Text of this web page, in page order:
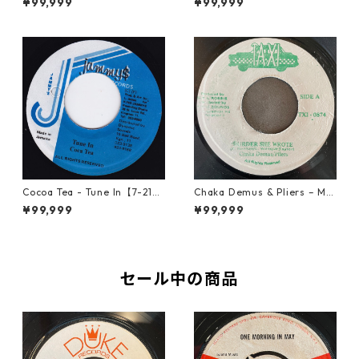
Cocoa Tea - Tune In【7-2187
2】
¥99,999
Chaka Demus & Pliers – Mu
rder She Wrote【7-21777】
¥99,999
セール中の商品